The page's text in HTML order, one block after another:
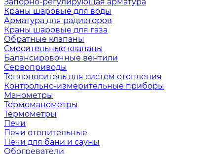
Краны шаровые для воды
Арматура для радиаторов
Краны шаровые для газа
Обратные клапаны
Смесительные клапаны
Балансировочные вентили
Сервоприводы
Теплоноситель для систем отопления
Контрольно-измерительные приборы
Манометры
Термоманометры
Термометры
Печи
Печи отопительные
Печи для бани и сауны
Обогреватели